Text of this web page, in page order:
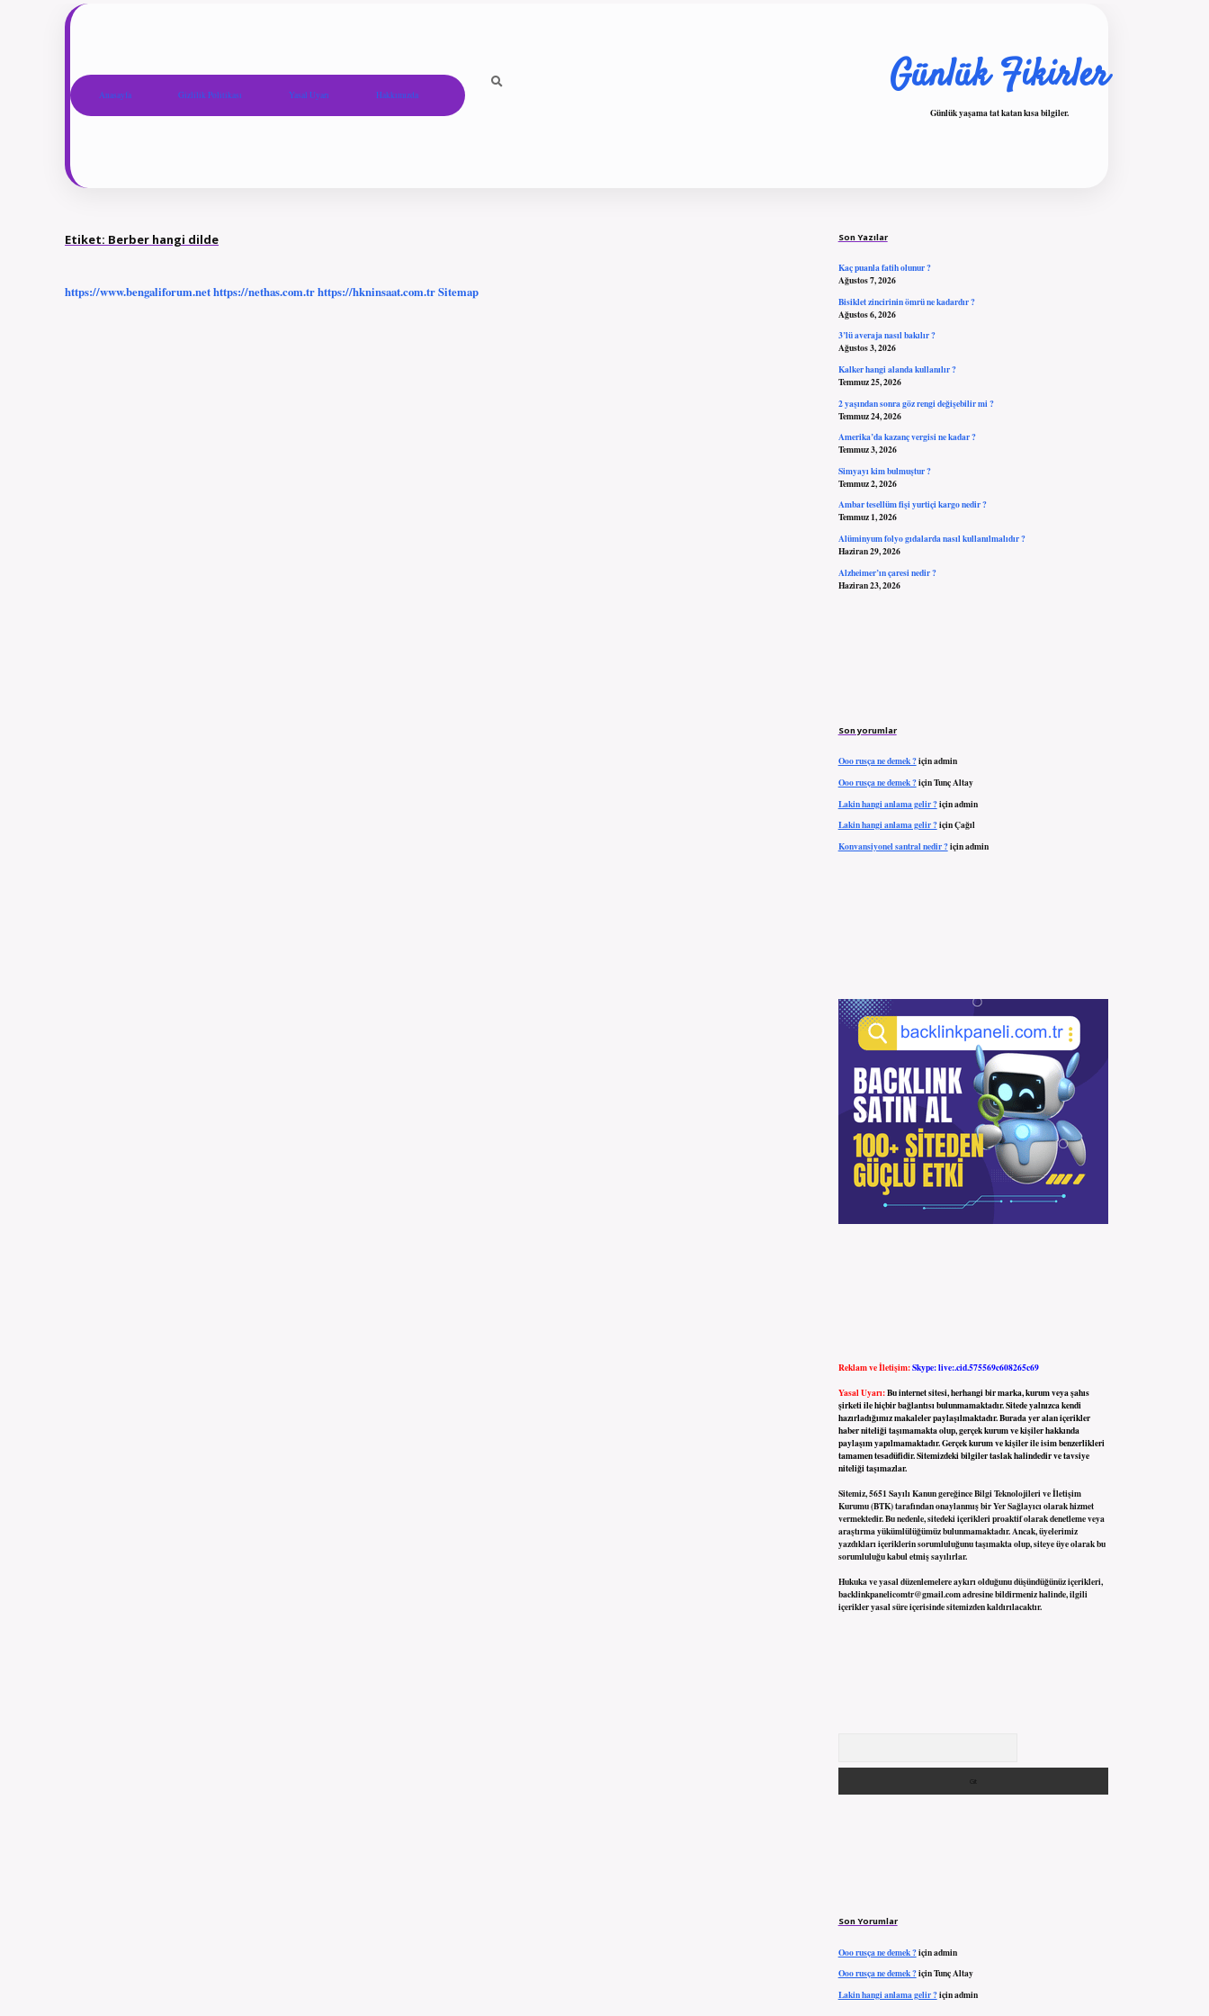
Anasayfa Gizlilik Politikası Yasal Uyarı Hakkımızda Günlük Fikirler
Günlük yaşama tat katan kısa bilgiler.
Etiket: Berber hangi dilde
https://www.bengaliforum.nethttps://nethas.com.trhttps://hkninsaat.com.trSitemap
Son Yazılar
Kaç puanla fatih olunur ?
Ağustos 7, 2026
Bisiklet zincirinin ömrü ne kadardır ?
Ağustos 6, 2026
3’lü averaja nasıl bakılır ?
Ağustos 3, 2026
Kalker hangi alanda kullanılır ?
Temmuz 25, 2026
2 yaşından sonra göz rengi değişebilir mi ?
Temmuz 24, 2026
Amerika’da kazanç vergisi ne kadar ?
Temmuz 3, 2026
Simyayı kim bulmuştur ?
Temmuz 2, 2026
Ambar tesellüm fişi yurtiçi kargo nedir ?
Temmuz 1, 2026
Alüminyum folyo gıdalarda nasıl kullanılmalıdır ?
Haziran 29, 2026
Alzheimer’ın çaresi nedir ?
Haziran 23, 2026
Son yorumlar
Ooo rusça ne demek ?içinadmin
Ooo rusça ne demek ?içinTunç Altay
Lakin hangi anlama gelir ?içinadmin
Lakin hangi anlama gelir ?içinÇağıl
Konvansiyonel santral nedir ?içinadmin
Reklam ve İletişim:Skype: live:.cid.575569c608265c69
Yasal Uyarı:Bu internet sitesi, herhangi bir marka, kurum veya şahıs
şirketi ile hiçbir bağlantısı bulunmamaktadır. Sitede yalnızca kendi
hazırladığımız makaleler paylaşılmaktadır. Burada yer alan içerikler
haber niteliği taşımamakta olup, gerçek kurum ve kişiler hakkında
paylaşım yapılmamaktadır. Gerçek kurum ve kişiler ile isim benzerlikleri
tamamen tesadüfidir. Sitemizdeki bilgiler taslak halindedir ve tavsiye
niteliği taşımazlar.
Sitemiz, 5651 Sayılı Kanun gereğince Bilgi Teknolojileri ve İletişim
Kurumu (BTK) tarafından onaylanmış bir Yer Sağlayıcı olarak hizmet
vermektedir. Bu nedenle, sitedeki içerikleri proaktif olarak denetleme veya
araştırma yükümlülüğümüz bulunmamaktadır. Ancak, üyelerimiz
yazdıkları içeriklerin sorumluluğunu taşımakta olup, siteye üye olarak bu
sorumluluğu kabul etmiş sayılırlar.
Hukuka ve yasal düzenlemelere aykırı olduğunu düşündüğünüz içerikleri,
backlinkpanelicomtr@gmail.comadresine bildirmeniz halinde, ilgili
içerikler yasal süre içerisinde sitemizden kaldırılacaktır.
Son Yorumlar
Ooo rusça ne demek ?içinadmin
Ooo rusça ne demek ?içinTunç Altay
Lakin hangi anlama gelir ?içinadmin